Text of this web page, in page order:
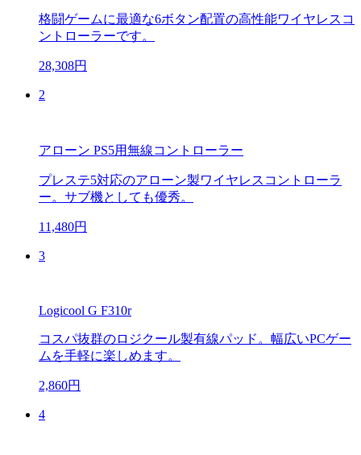
格闘ゲームに最適な6ボタン配置の高性能ワイヤレスコ
ントローラーです。
28,308円
2
アローン PS5用無線コントローラー
プレステ5対応のアローン製ワイヤレスコントローラ
ー。サブ機としても優秀。
11,480円
3
Logicool G F310r
コスパ抜群のロジクール製有線パッド。幅広いPCゲー
ムを手軽に楽しめます。
2,860円
4